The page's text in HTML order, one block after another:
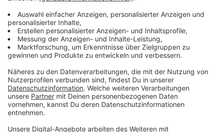
Die Bereiche sind Administration/Verwaltung,
Marketing/Vertrieb, Forschung & Entwicklung, aber
auch Produktion und Infrastruktur (Betrieb des
Industrieparks).
In allen Bereichen, in denen das möglich ist, seien
Mitarbeitende dazu angehalten, von zu Hause aus zu
arbeiten.Demnach läge die Homeoffice-Quote
aktuell bei mehr als 90 Prozent
davon sind unter anderem die Bereiche Produktion